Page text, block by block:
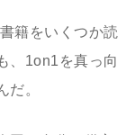
籍をいくつか読
、1on1を真っ向
だ。